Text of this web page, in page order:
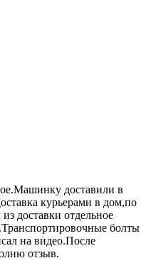
доставили в
курьерами в дом,по
доставки отдельное
болты
на видео.После
отзыв.